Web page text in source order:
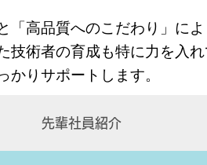
「高品質へのこだわり」によ
技術者の育成も特に力を入れ
りサポートします。
先輩社員紹介